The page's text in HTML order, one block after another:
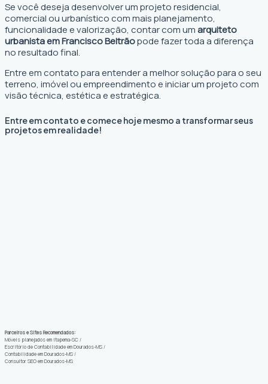
Se você deseja desenvolver um projeto residencial,
comercial ou urbanístico com mais planejamento,
funcionalidade e valorização, contar com umarquiteto
urbanista em Francisco Beltrãopode fazer toda a diferença
no resultado final.
Entre em contato para entender a melhor solução para o seu
terreno, imóvel ou empreendimento e iniciar um projeto com
visão técnica, estética e estratégica.
Entre em contato e comece hoje mesmo a transformar seus
projetos em realidade!
Parceiros e Sites Recomendados:
Móveis planejados em Itapema-SC /
Escritório de Contabilidade em Dourados-MS /
Contabilidade em Dourados-MS /
Consultor SEO em Dourados-MS